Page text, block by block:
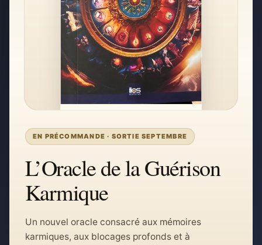
EN PRÉCOMMANDE · SORTIE SEPTEMBRE
L’Oracle de la Guérison
Karmique
Un nouvel oracle consacré aux mémoires
karmiques, aux blocages profonds et à